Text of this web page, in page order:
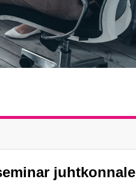
juhtkonnale